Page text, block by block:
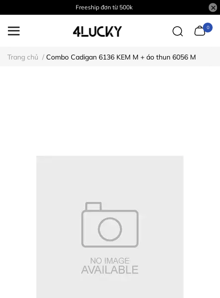
Freeship đơn từ 500k
0
Trang chủ / Combo Cadigan 6136 KEM M + áo thun 6056 M